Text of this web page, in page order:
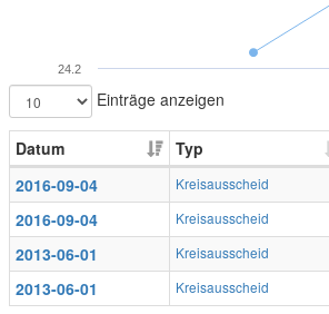
24.2
Einträge anzeigen
Datum
Typ
2016-09-04
Kreisausscheid
2016-09-04 Kreisausscheid
2013-06-01 Kreisausscheid
2013-06-01 Kreisausscheid